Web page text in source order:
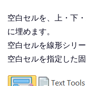
空白セルを、上・下
に埋めます。
空白セルを線形シリ
空白セルを指定した